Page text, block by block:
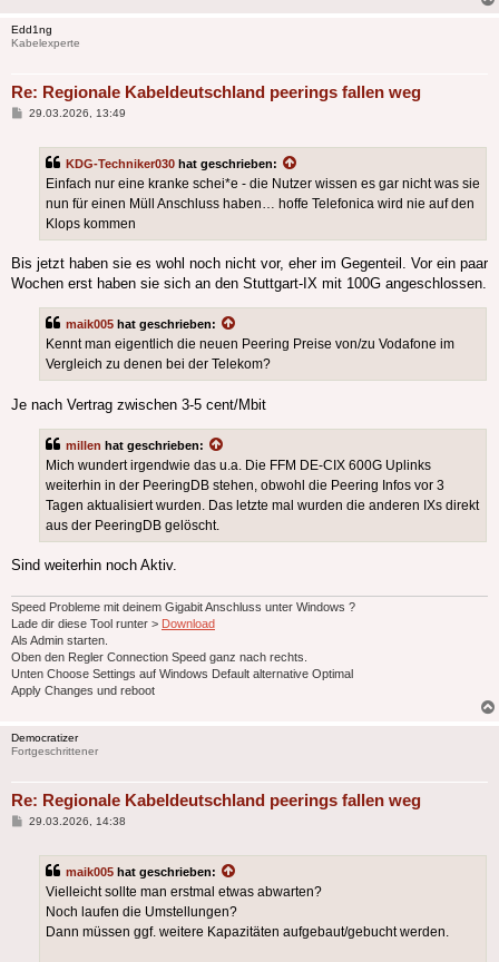
Edd1ng
Kabelexperte
Re: Regionale Kabeldeutschland peerings fallen weg
Beitrag
29.03.2026, 13:49
KDG-Techniker030 hat geschrieben:
Einfach nur eine kranke schei*e - die Nutzer wissen es gar nicht was sie
nun für einen Müll Anschluss haben… hoffe Telefonica wird nie auf den
Klops kommen
Bis jetzt haben sie es wohl noch nicht vor, eher im Gegenteil. Vor ein paar
Wochen erst haben sie sich an den Stuttgart-IX mit 100G angeschlossen.
maik005 hat geschrieben:
Kennt man eigentlich die neuen Peering Preise von/zu Vodafone im
Vergleich zu denen bei der Telekom?
Je nach Vertrag zwischen 3-5 cent/Mbit
millen hat geschrieben:
Mich wundert irgendwie das u.a. Die FFM DE-CIX 600G Uplinks
weiterhin in der PeeringDB stehen, obwohl die Peering Infos vor 3
Tagen aktualisiert wurden. Das letzte mal wurden die anderen IXs direkt
aus der PeeringDB gelöscht.
Sind weiterhin noch Aktiv.
Speed Probleme mit deinem Gigabit Anschluss unter Windows ?
Lade dir diese Tool runter > Download
Als Admin starten.
Oben den Regler Connection Speed ganz nach rechts.
Unten Choose Settings auf Windows Default alternative Optimal
Apply Changes und reboot
Democratizer
Fortgeschrittener
Re: Regionale Kabeldeutschland peerings fallen weg
Beitrag
29.03.2026, 14:38
maik005 hat geschrieben:
Vielleicht sollte man erstmal etwas abwarten?
Noch laufen die Umstellungen?
Dann müssen ggf. weitere Kapazitäten aufgebaut/gebucht werden.